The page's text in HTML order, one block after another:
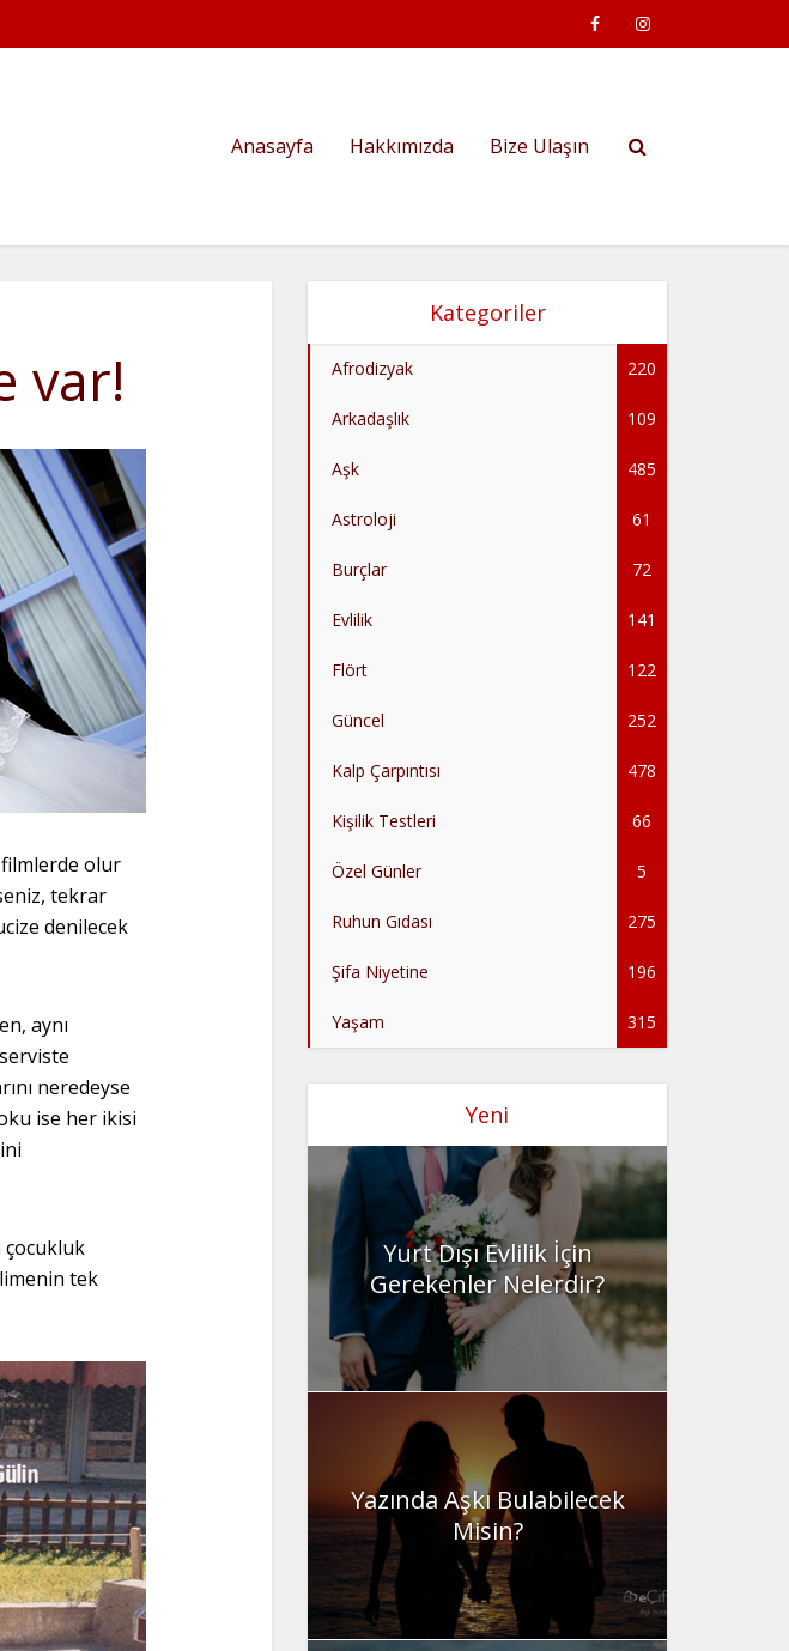
Anasayfa Hakkımızda Bize Ulaşın
var!
filmlerde olur
tekrar
denilecek
aynı
neredeyse
ise her ikisi
tek
Kategoriler
Afrodizyak 220
Arkadaşlık 109
Aşk 485
Astroloji 61
Burçlar 72
Evlilik 141
Flört 122
Güncel 252
Kalp Çarpıntısı 478
Kişilik Testleri 66
Özel Günler 5
Ruhun Gıdası 275
Şifa Niyetine 196
Yaşam 315
Yeni
Yurt Dışı Evlilik İçin
Gerekenler Nelerdir?
Yazında Aşkı Bulabilecek
Misin?